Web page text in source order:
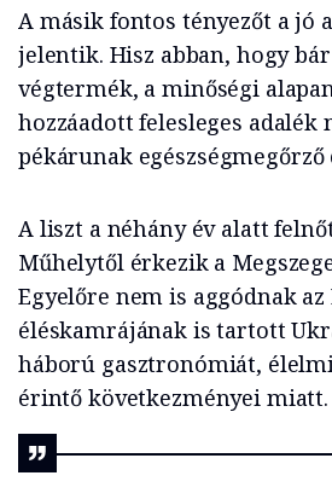
A másik fontos tényezőt a jó
jelentik. Hisz abban, hogy
végtermék, a minőségi
hozzáadott felesleges adalék
pékárunak egészségmegőrző
A liszt a néhány év alatt
Műhelytől érkezik a
Egyelőre nem is aggódnak az
éléskamrájának is tartott
háború gasztronómiát,
érintő következményei miatt.